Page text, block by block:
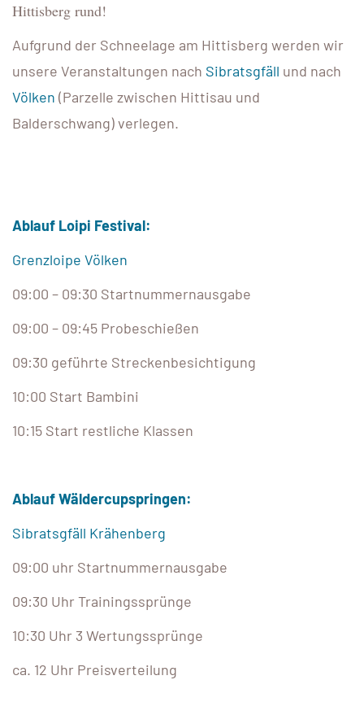
Hittisberg rund!
Aufgrund der Schneelage am Hittisberg werden wir
unsere Veranstaltungen nach Sibratsgfäll und nach
Völken (Parzelle zwischen Hittisau und
Balderschwang) verlegen.
Ablauf Loipi Festival:
Grenzloipe Völken
09:00 – 09:30 Startnummernausgabe
09:00 – 09:45 Probeschießen
09:30 geführte Streckenbesichtigung
10:00 Start Bambini
10:15 Start restliche Klassen
Ablauf Wäldercupspringen:
Sibratsgfäll Krähenberg
09:00 uhr Startnummernausgabe
09:30 Uhr Trainingssprünge
10:30 Uhr 3 Wertungssprünge
ca. 12 Uhr Preisverteilung